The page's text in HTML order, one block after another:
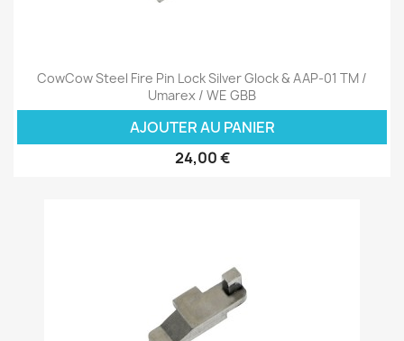
CowCow Steel Fire Pin Lock Silver Glock & AAP-01 TM /
Umarex / WE GBB
AJOUTER AU PANIER
24,00 €